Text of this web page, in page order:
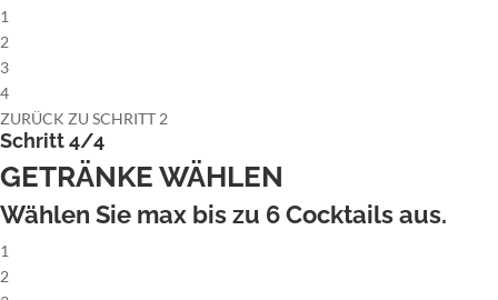
1
2
3
4
ZURÜCK ZU SCHRITT 2
Schritt 4/4
GETRÄNKE WÄHLEN
Wählen Sie max bis zu 6Cocktails aus.
1
2